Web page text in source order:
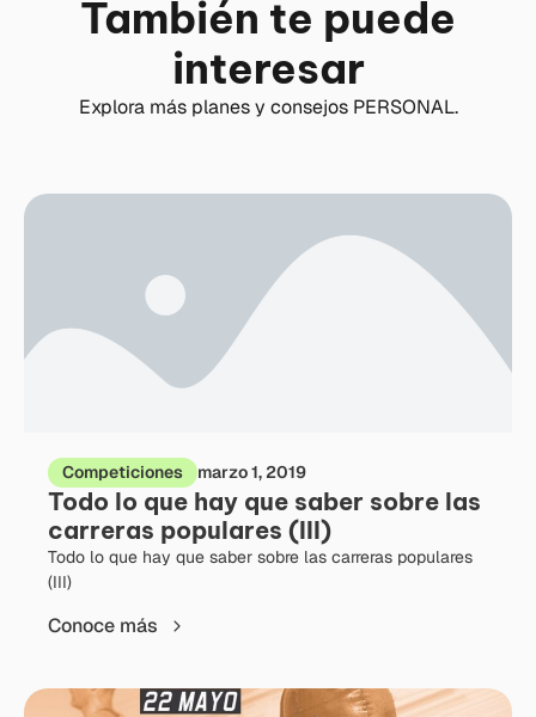
También te puede
interesar
Explora más planes y consejos PERSONAL.
Competiciones marzo 1, 2019
Todo lo que hay que saber sobre las
carreras populares (III)
Todo lo que hay que saber sobre las carreras populares
(III)
Conoce más